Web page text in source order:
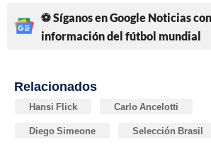
⚽ Síganos en Google Noticias
información del fútbol mundial
Relacionados
Hansi Flick Carlo Ancelotti
Diego Simeone Selección Brasil